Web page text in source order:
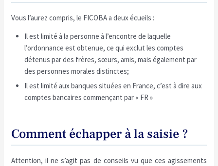
Vous l’aurez compris, le FICOBA a deux écueils :
Il est limité à la personne à l’encontre de laquelle
l’ordonnance est obtenue, ce qui exclut les comptes
détenus par des frères, sœurs, amis, mais également par
des personnes morales distinctes;
Il est limité aux banques situées en France, c’est à dire aux
comptes bancaires commençant par « FR »
Comment échapper à la saisie ?
Attention, il ne s’agit pas de conseils vu que ces agissements